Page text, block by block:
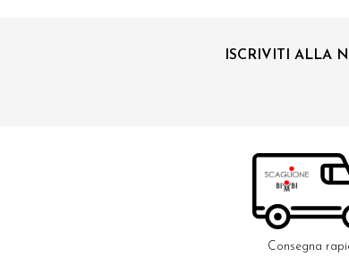
ISCRIVITI ALLA
Consegna